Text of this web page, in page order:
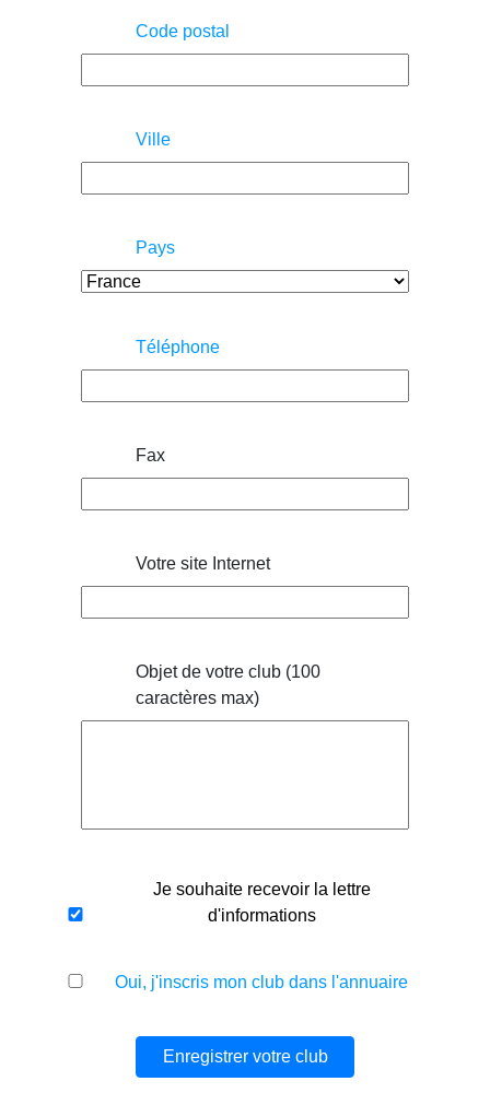
Code postal
Ville
Pays
Téléphone
Fax
Votre site Internet
Objet de votre club (100
caractères max)
Je souhaite recevoir la lettre
d'informations
Oui, j'inscris mon club dans l'annuaire